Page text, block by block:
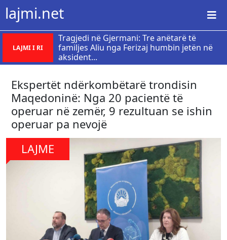
lajmi.net
LAJMI I RI
Tragjedi në Gjermani: Tre anëtarë të
familjes Aliu nga Ferizaj humbin jetën në
aksident...
Ekspertët ndërkombëtarë trondisin
Maqedoninë: Nga 20 pacientë të
operuar në zemër, 9 rezultuan se ishin
operuar pa nevojë
LAJME